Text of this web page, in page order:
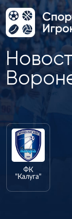
ФК
"Калуга"